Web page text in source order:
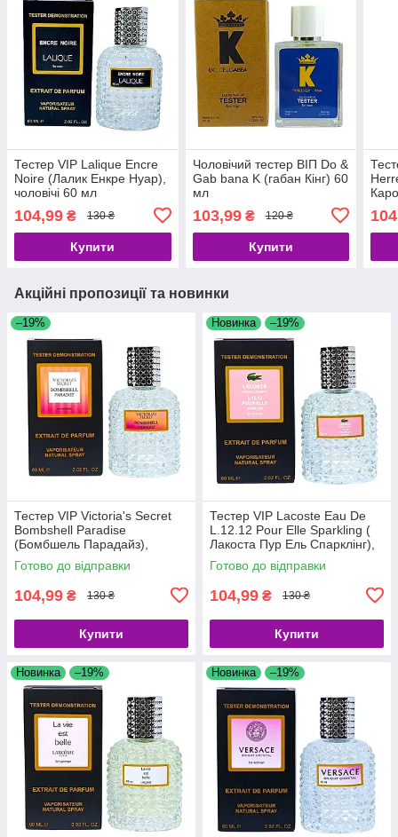
Тестер VIP Lalique Encre
Noire (Лалик Енкре Нуар),
чоловічі 60 мл
104,99 ₴ 130 ₴
Купити
Чоловічий тестер ВІП Do &
Gab bana K (габан Кінг) 60
мл
103,99₴ 120 ₴
Купити
Акційні пропозиції та новинки
–19%
Тестер VIP Victoria's Secret
Bombshell Paradise
(Бомбшель Парадайз),
жіночий 60 мл
Готово до відправки
104,99 ₴ 130 ₴
Купити
Новинка –19%
Тестер VIP Lacoste Eau De
L.12.12 Pour Elle Sparkling (
Лакоста Пур Ель Спарклінг),
жіночі 60 мл
Готово до відправки
104,99 ₴ 130 ₴
Купити
Новинка –19% Новинка –19%